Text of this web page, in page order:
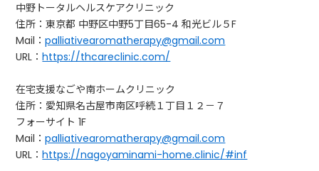
中野トータルヘルスケアクリニック
住所：東京都 中野区中野5丁目65-4 和光ビル５F
Mail：palliativearomatherapy@gmail.com
URL：https://thcareclinic.com/
在宅支援なごや南ホームクリニック
住所：愛知県名古屋市南区呼続１丁目１２－７
フォーサイト 1F
Mail：palliativearomatherapy@gmail.com
URL：https://nagoyaminami-home.clinic/#inf